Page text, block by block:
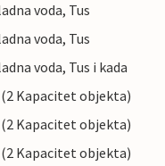
voda, Tus
voda, Tus
voda, Tus i kada
(2 Kapacitet objekta)
(2 Kapacitet objekta)
(2 Kapacitet objekta)